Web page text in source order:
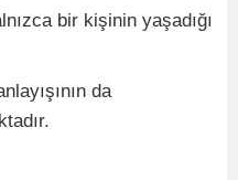
bir kişinin yaşadığı
da